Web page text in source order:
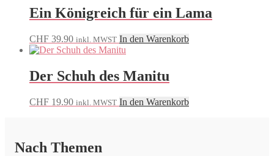
Ein Königreich für ein Lama
CHF 39.90 inkl. MWST In den Warenkorb
Der Schuh des Manitu
CHF 19.90 inkl. MWST In den Warenkorb
Nach Themen